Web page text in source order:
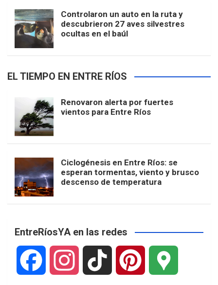
Controlaron un auto en la ruta y
descubrieron 27 aves silvestres
ocultas en el baúl
EL TIEMPO EN ENTRE RÍOS
Renovaron alerta por fuertes
vientos para Entre Ríos
Ciclogénesis en Entre Ríos: se
esperan tormentas, viento y brusco
descenso de temperatura
EntreRíosYA en las redes